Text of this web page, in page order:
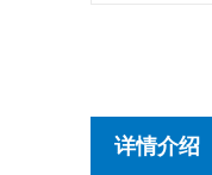
详情介绍